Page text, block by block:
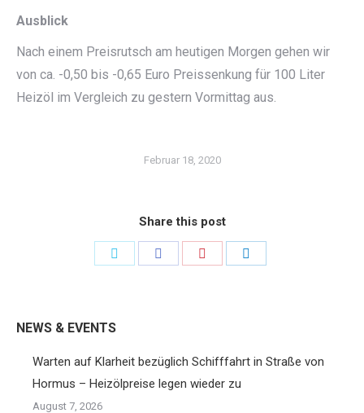
Ausblick
Nach einem Preisrutsch am heutigen Morgen gehen wir
von ca. -0,50 bis -0,65 Euro Preissenkung für 100 Liter
Heizöl im Vergleich zu gestern Vormittag aus.
Februar 18, 2020
Share this post
NEWS & EVENTS
Warten auf Klarheit bezüglich Schifffahrt in Straße von
Hormus – Heizölpreise legen wieder zu
August 7, 2026